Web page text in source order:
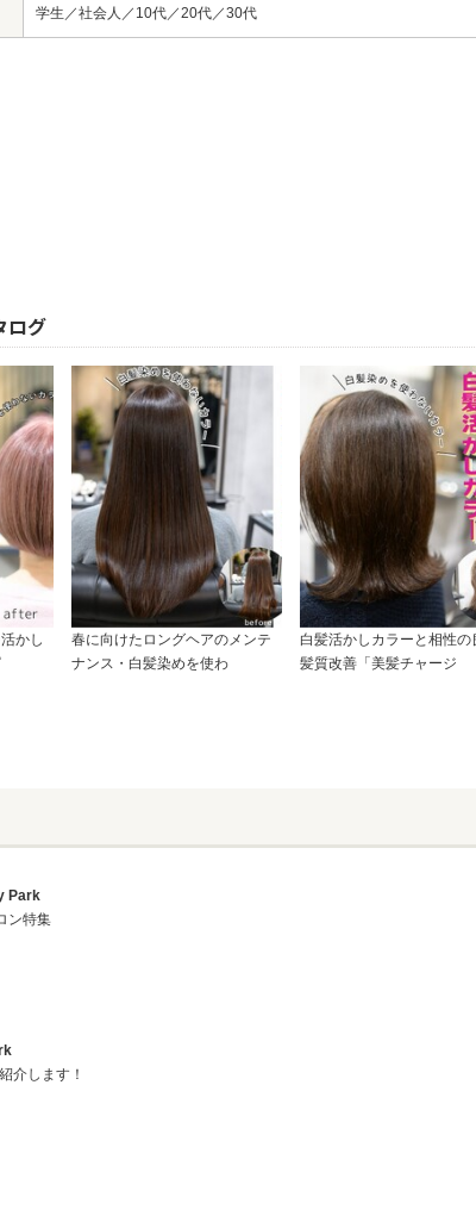
学生 ／社会人 ／ 10代／20代／30代
ログ
かし
春に向けたロングヘアのメンテ
ナンス・白髪染めを使わ
白髪活かしカラーと相性の
髪質改善「美髪チャージ
Park
ン特集
介します！